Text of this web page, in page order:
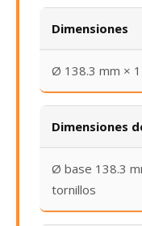
Dimensiones
Ø 138.3 mm ×
Dimensiones
Ø base 138.3
tornillos